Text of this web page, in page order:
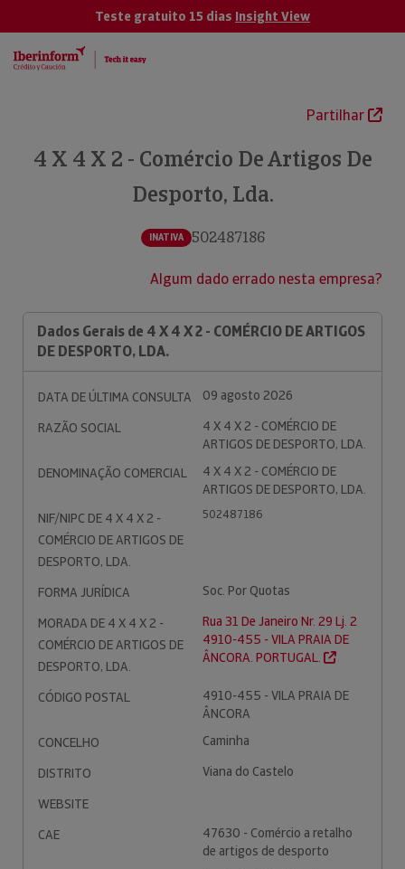
Teste gratuito 15 dias Insight View
Partilhar
4 X 4 X 2 - Comércio De Artigos De
Desporto, Lda.
INATIVA 502487186
Algum dado errado nesta empresa?
Dados Gerais de 4 X 4 X 2 - COMÉRCIO DE ARTIGOS
DE DESPORTO, LDA.
DATA DE ÚLTIMA CONSULTA
09 agosto 2026
RAZÃO SOCIAL
4 X 4 X 2 - COMÉRCIO DE
ARTIGOS DE DESPORTO, LDA.
DENOMINAÇÃO COMERCIAL
4 X 4 X 2 - COMÉRCIO DE
ARTIGOS DE DESPORTO, LDA.
NIF/NIPC DE 4 X 4 X 2 -
COMÉRCIO DE ARTIGOS DE
DESPORTO, LDA.
502487186
FORMA JURÍDICA
Soc. Por Quotas
MORADA DE 4 X 4 X 2 -
COMÉRCIO DE ARTIGOS DE
DESPORTO, LDA.
Rua 31 De Janeiro Nr. 29 Lj. 2
4910-455 - VILA PRAIA DE
ÂNCORA. PORTUGAL.
CÓDIGO POSTAL
4910-455 - VILA PRAIA DE
ÂNCORA
CONCELHO
Caminha
DISTRITO
Viana do Castelo
WEBSITE
CAE
47630 - Comércio a retalho
de artigos de desporto